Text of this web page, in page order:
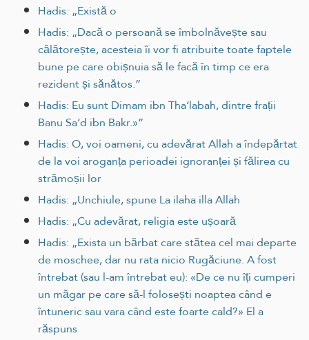
Hadis: „Există o
Hadis: „Dacă o persoană se îmbolnăvește sau
călătorește, acesteia îi vor fi atribuite toate faptele
bune pe care obișnuia să le facă în timp ce era
rezident și sănătos.”
Hadis: Eu sunt Dimam ibn Tha‘labah, dintre frații
Banu Sa‘d ibn Bakr.»”
Hadis: O, voi oameni, cu adevărat Allah a îndepărtat
de la voi aroganța perioadei ignoranței și fălirea cu
strămoșii lor
Hadis: „Unchiule, spune La ilaha illa Allah
Hadis: „Cu adevărat, religia este ușoară
Hadis: „Exista un bărbat care stătea cel mai departe
de moschee, dar nu rata nicio Rugăciune. A fost
întrebat (sau l-am întrebat eu): «De ce nu îți cumperi
un măgar pe care să-l folosești noaptea când e
întuneric sau vara când este foarte cald?» El a
răspuns